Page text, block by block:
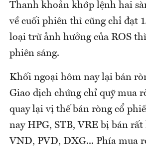
Thanh khoản khớp lệnh hai
về cuối phiên thì cũng chỉ đạt
loại trừ ảnh hưởng của ROS
phiên sáng.
Khối ngoại hôm nay lại bán
Giao dịch chứng chỉ quỹ mua
quay lại vị thế bán ròng cổ
nay HPG, STB, VRE bị bán
VND, PVD, DXG... Phía mua